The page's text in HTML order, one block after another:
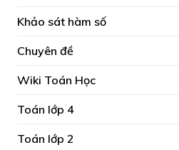
Khảo sát hàm số
Chuyên đề
Wiki Toán Học
Toán lớp 4
Toán lớp 2